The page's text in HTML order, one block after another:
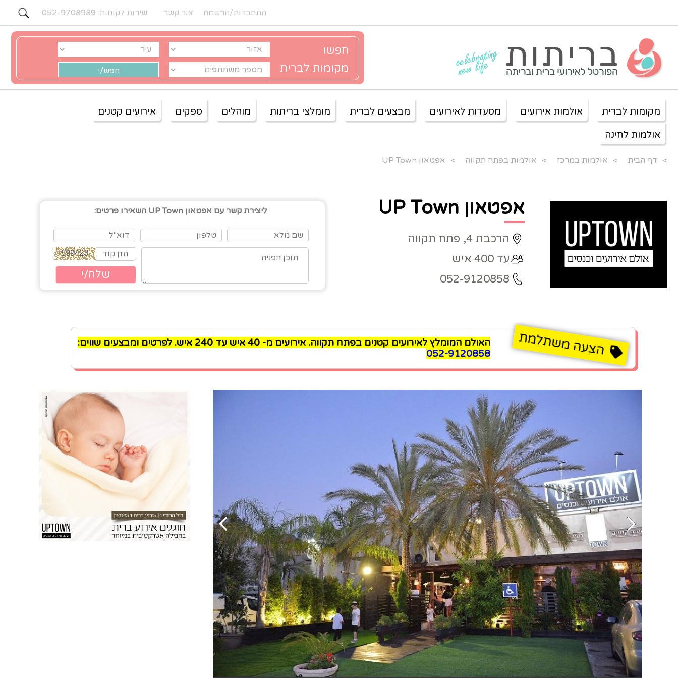
צור קשר שירות לקוחות: 052-9708989 התחברות/הרשמה
חפשו
מקומות לברית
מקומות לברית אולמות אירועים מסעדות לאירועים מבצעים לברית מומלצי בריתות מוהלים ספקים אירועים קטנים
אולמות לחינה
> דף הבית > אולמות במרכז > אולמות בפתח תקווה > אפטאון UP Town
ליצירת קשר עם אפטאון UP Town השאירו פרטים: אפטאון UP Town
הרכבת 4, פתח תקווה
עד 400 איש
052-9120858
האולם המומלץ לאירועים קטנים בפתח תקווה. אירועים מ- 40 איש עד 240 איש. לפרטים ומבצעים שווים:
052-9120858